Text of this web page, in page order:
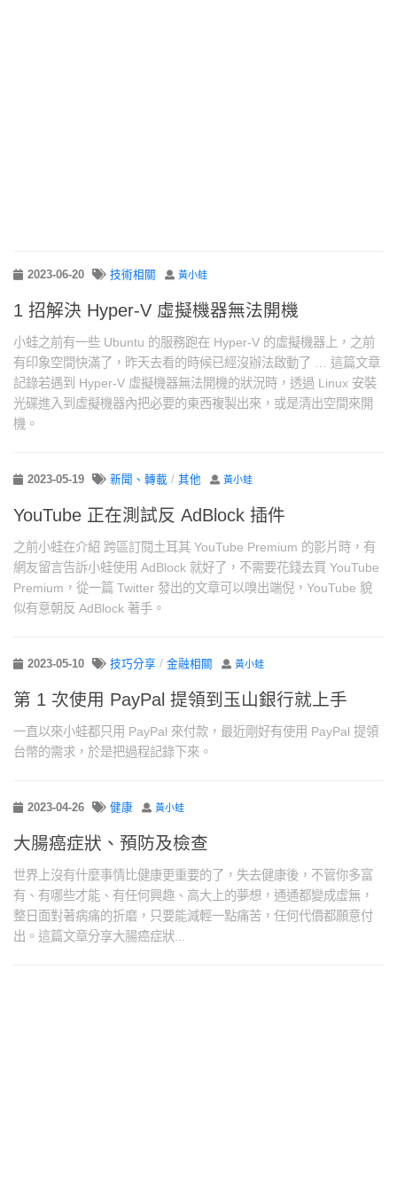
2023-06-20 技術相關 黃小蛙
1 招解決 Hyper-V 虛擬機器無法開機
小蛙之前有一些 Ubuntu 的服務跑在 Hyper-V 的虛擬機器上，之前
有印象空間快滿了，昨天去看的時候已經沒辦法啟動了 … 這篇文章
記錄若遇到 Hyper-V 虛擬機器無法開機的狀況時，透過 Linux 安裝
光碟進入到虛擬機器內把必要的東西複製出來，或是清出空間來開
機。
2023-05-19 新聞、轉載 / 其他 黃小蛙
YouTube 正在測試反 AdBlock 插件
之前小蛙在介紹 跨區訂閱土耳其 YouTube Premium 的影片時，有
網友留言告訴小蛙使用 AdBlock 就好了，不需要花錢去買 YouTube
Premium，從一篇 Twitter 發出的文章可以嗅出端倪，YouTube 貌
似有意朝反 AdBlock 著手。
2023-05-10 技巧分享 / 金融相關 黃小蛙
第 1 次使用 PayPal 提領到玉山銀行就上手
一直以來小蛙都只用 PayPal 來付款，最近剛好有使用 PayPal 提領
台幣的需求，於是把過程記錄下來。
2023-04-26 健康 黃小蛙
大腸癌症狀、預防及檢查
世界上沒有什麼事情比健康更重要的了，失去健康後，不管你多富
有、有哪些才能、有任何興趣、高大上的夢想，通通都變成虛無，
整日面對著病痛的折磨，只要能減輕一點痛苦，任何代價都願意付
出。這篇文章分享大腸癌症狀...